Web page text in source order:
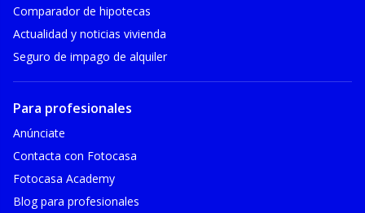
Comparador de hipotecas
Actualidad y noticias vivienda
Seguro de impago de alquiler
Para profesionales
Anúnciate
Contacta con Fotocasa
Fotocasa Academy
Blog para profesionales